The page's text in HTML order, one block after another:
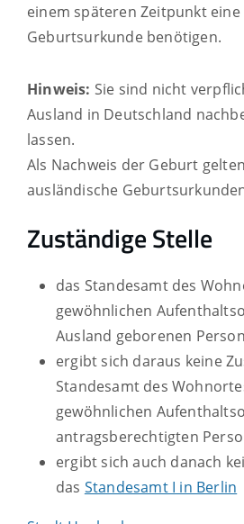
einem späteren Zeitpunkt
Geburtsurkunde benötigen.
Hinweis: Sie sind nicht
Ausland in Deutschland
lassen.
Als Nachweis der Geburt
ausländische
Zuständige Stelle
das Standesamt des
gewöhnlichen
Ausland geborenen Person
ergibt sich daraus keine
Standesamt des
gewöhnlichen
antragsberechtigten
ergibt sich auch danach
das Standesamt I in Berlin